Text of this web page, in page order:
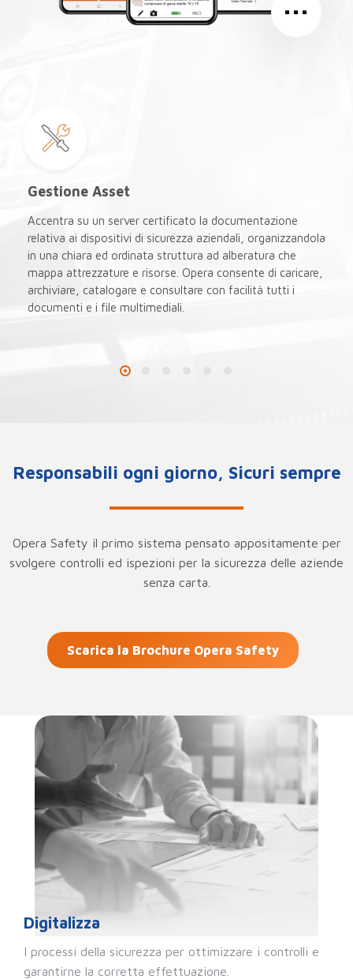
Gestione Asset
Accentra su un server certificato la documentazione
relativa ai dispositivi di sicurezza aziendali, organizzandola
in una chiara ed ordinata struttura ad alberatura che
mappa attrezzature e risorse. Opera consente di caricare,
archiviare, catalogare e consultare con facilità tutti i
documenti e i file multimediali.
Responsabili ogni giorno, Sicuri sempre
Opera Safety il primo sistema pensato appositamente per
svolgere controlli ed ispezioni per la sicurezza delle aziende
senza carta.
Scarica la Brochure Opera Safety
Digitalizza
I processi della sicurezza per ottimizzare i controlli e
garantirne la corretta effettuazione.